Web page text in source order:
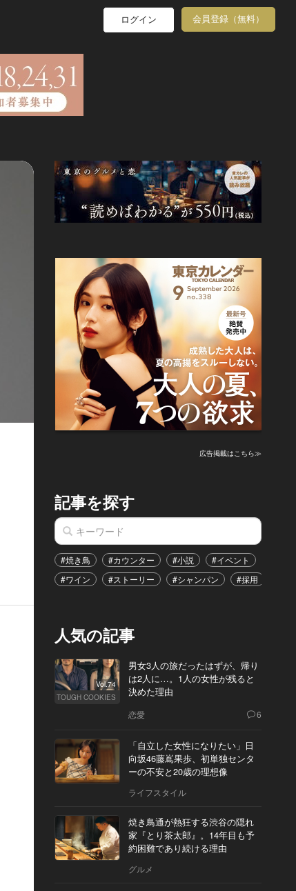
ログイン 会員登録（無料）
広告掲載はこちら≫
記事を探す
#焼き鳥 #カウンター #小説 #イベント
#ワイン
#ストーリー #シャンパン #採用
人気の記事
Vol.74
TOUGH COOKIES
男女3人の旅だったはずが、帰り
は2人に…。1人の女性が残ると
決めた理由
恋愛 6
「自立した女性になりたい」日
向坂46藤嶌果歩、初単独センタ
ーの不安と20歳の理想像
ライフスタイル
焼き鳥通が熱狂する渋谷の隠れ
家『とり茶太郎』。14年目も予
約困難であり続ける理由
グルメ